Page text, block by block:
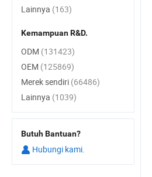
Lainnya (163)
Kemampuan R&D.
ODM (131423)
OEM (125869)
Merek sendiri (66486)
Lainnya (1039)
Butuh Bantuan?
Hubungi kami.